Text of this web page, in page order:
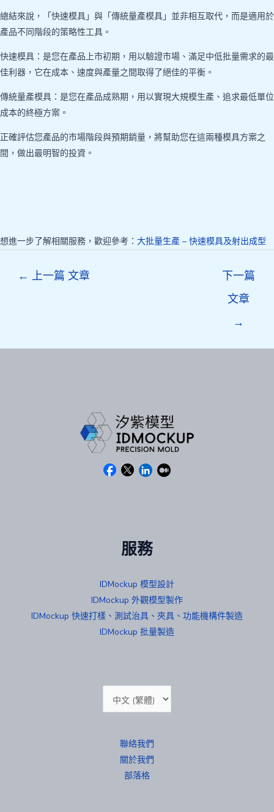
總結來說，「快速模具」與「傳統量產模具」並非相互取代，而是適用於
產品不同階段的策略性工具。
快速模具：是您在產品上市初期，用以驗證市場、滿足中低批量需求的最
佳利器，它在成本、速度與產量之間取得了絕佳的平衡。
傳統量產模具：是您在產品成熟期，用以實現大規模生產、追求最低單位
成本的終極方案。
正確評估您產品的市場階段與預期銷量，將幫助您在這兩種模具方案之
間，做出最明智的投資。
想進一步了解相關服務，歡迎參考： 大批量生產 – 快速模具及射出成型
← 上一篇 文章
下一篇
文章
→
服務
IDMockup 模型設計
IDMockup 外觀模型製作
IDMockup 快速打樣、測試治具、夾具、功能機構件製造
IDMockup 批量製造
Choose
a
聯絡我們
關於我們
部落格